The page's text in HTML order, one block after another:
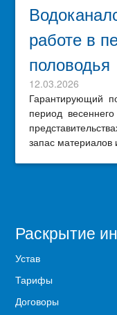
работе в
половодья
12.03.2026
Гарантирующий
период
запас материалов
Раскрытие
Устав
Тарифы
Договоры